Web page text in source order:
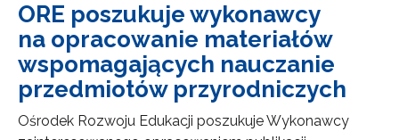
ORE poszukuje wykonawcy
na opracowanie materiałów
wspomagających nauczanie
przedmiotów przyrodniczych
Ośrodek Rozwoju Edukacji poszukuje Wykonawcy